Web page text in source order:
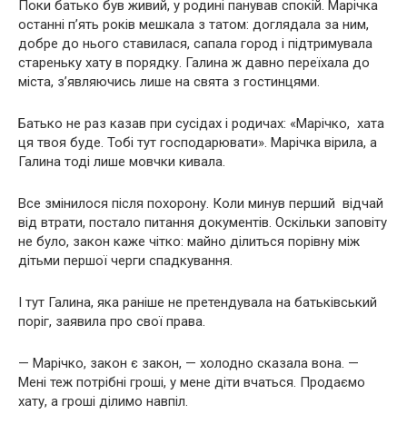
Поки батько був живий, у родині панував спокій. Марічка
останні п’ять років мешкала з татом: доглядала за ним,
добре до нього ставилася, сапала город і підтримувала
стареньку хату в порядку. Галина ж давно переїхала до
міста, з’являючись лише на свята з гостинцями.
Батько не раз казав при сусідах і родичах: «Марічко, хата
ця твоя буде. Тобі тут господарювати». Марічка вірила, а
Галина тоді лише мовчки кивала.
Все змінилося після похорону. Коли минув перший відчай
від втрати, постало питання документів. Оскільки заповіту
не було, закон каже чітко: майно ділиться порівну між
дітьми першої черги спадкування.
І тут Галина, яка раніше не претендувала на батьківський
поріг, заявила про свої права.
— Марічко, закон є закон, — холодно сказала вона. —
Мені теж потрібні гроші, у мене діти вчаться. Продаємо
хату, а гроші ділимо навпіл.